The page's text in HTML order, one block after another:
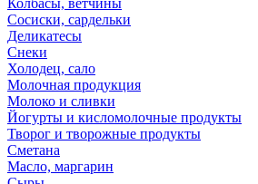
Колбасы, ветчины
Сосиски, сардельки
Деликатесы
Снеки
Холодец, сало
Молочная продукция
Молоко и сливки
Йогурты и кисломолочные продукты
Творог и творожные продукты
Сметана
Масло, маргарин